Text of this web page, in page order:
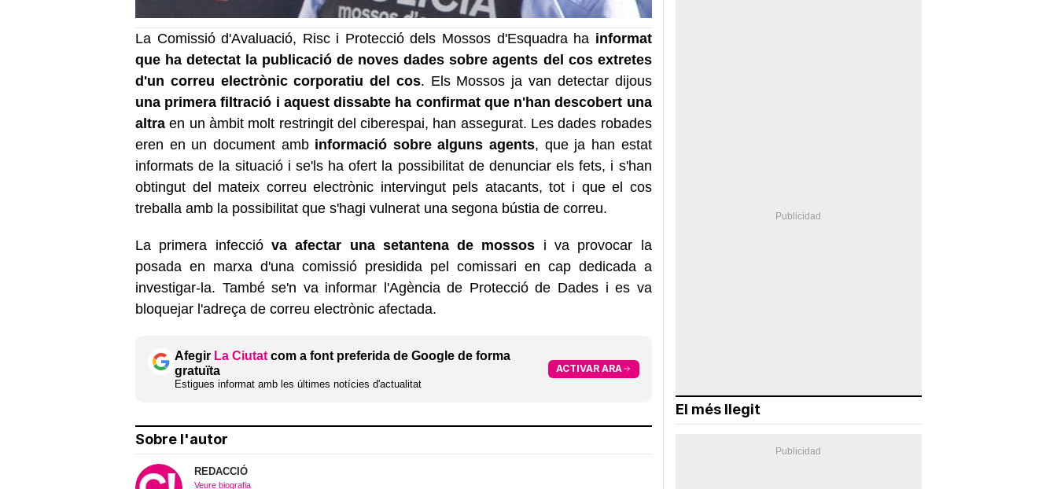
La Comissió d'Avaluació, Risc i Protecció dels Mossos d'Esquadra ha informat
que ha detectat la publicació de noves dades sobre agents del cos extretes
d'un correu electrònic corporatiu del cos. Els Mossos ja van detectar dijous
una primera filtració i aquest dissabte ha confirmat que n'han descobert una
altra en un àmbit molt restringit del ciberespai, han assegurat. Les dades robades
eren en un document amb informació sobre alguns agents, que ja han estat
informats de la situació i se'ls ha ofert la possibilitat de denunciar els fets, i s'han
obtingut del mateix correu electrònic intervingut pels atacants, tot i que el cos
treballa amb la possibilitat que s'hagi vulnerat una segona bústia de correu.
La primera infecció va afectar una setantena de mossos i va provocar la
posada en marxa d'una comissió presidida pel comissari en cap dedicada a
investigar-la. També se'n va informar l'Agència de Protecció de Dades i es va
bloquejar l'adreça de correu electrònic afectada.
Afegir La Ciutat com a font preferida de Google de forma
gratuïta
Estigues informat amb les últimes notícies d'actualitat
ACTIVAR ARA
Sobre l'autor
REDACCIÓ
Veure biografia
El més llegit